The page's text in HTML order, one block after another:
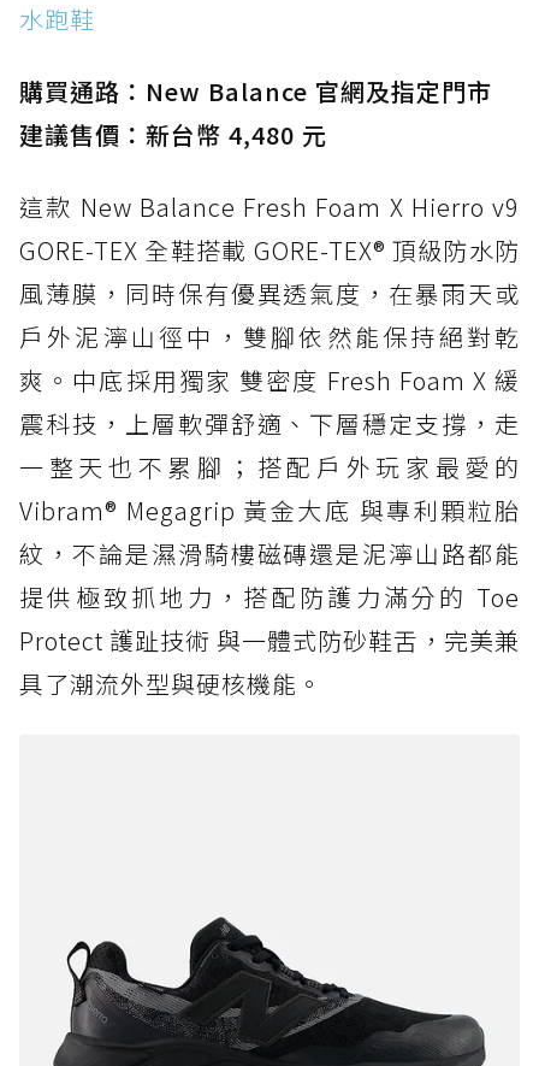
防水鞋推薦 15. Brooks Cascadia 19 GTX：注
水跑鞋
購買通路：New Balance 官網及指定門市
建議售價：新台幣 4,480 元
這款 New Balance Fresh Foam X Hierro v9
GORE-TEX 全鞋搭載 GORE-TEX® 頂級防水防
風薄膜，同時保有優異透氣度，在暴雨天或
戶外泥濘山徑中，雙腳依然能保持絕對乾
爽。中底採用獨家 雙密度 Fresh Foam X 緩
震科技，上層軟彈舒適、下層穩定支撐，走
一整天也不累腳；搭配戶外玩家最愛的
Vibram® Megagrip 黃金大底 與專利顆粒胎
紋，不論是濕滑騎樓磁磚還是泥濘山路都能
提供極致抓地力，搭配防護力滿分的 Toe
Protect 護趾技術 與一體式防砂鞋舌，完美兼
具了潮流外型與硬核機能。